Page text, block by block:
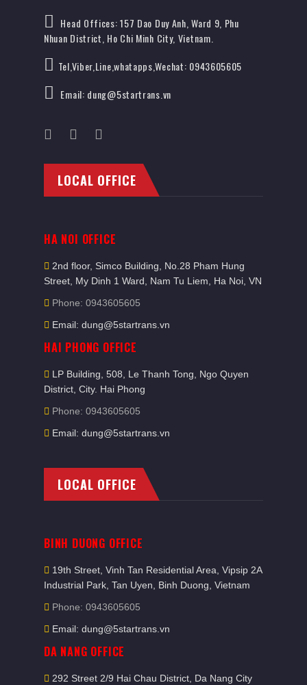
Head Offices: 157 Dao Duy Anh, Ward 9, Phu
Nhuan District, Ho Chi Minh City, Vietnam.
Tel,Viber,Line,whatapps,Wechat: 0943605605
Email: dung@5startrans.vn
LOCAL OFFICE
HA NOI OFFICE
2nd floor, Simco Building, No.28 Pham Hung
Street, My Dinh 1 Ward, Nam Tu Liem, Ha Noi, VN
Phone: 0943605605
Email: dung@5startrans.vn
HAI PHONG OFFICE
LP Building, 508, Le Thanh Tong, Ngo Quyen
District, City. Hai Phong
Phone: 0943605605
Email: dung@5startrans.vn
LOCAL OFFICE
BINH DUONG OFFICE
19th Street, Vinh Tan Residential Area, Vipsip 2A
Industrial Park, Tan Uyen, Binh Duong, Vietnam
Phone: 0943605605
Email: dung@5startrans.vn
DA NANG OFFICE
292 Street 2/9 Hai Chau District, Da Nang City